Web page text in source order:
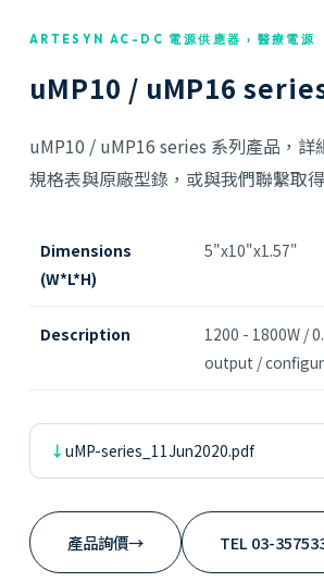
ARTESYN AC-DC 電源供應器 › 醫療電源
uMP10 / uMP16
uMP10 / uMP16 series 系列產品，詳
規格表與原廠型錄，或與我們聯繫取
Dimensions
(W*L*H)
5"x10"x1.57"
Description
1200 - 1800W /
output /
uMP-series_11Jun2020.pdf
產品詢價→ TEL 03-